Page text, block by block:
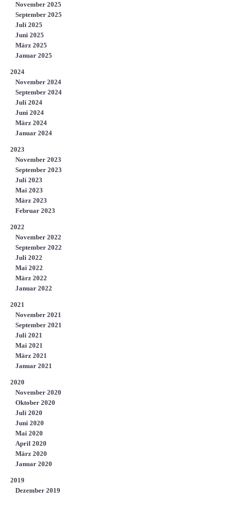
November 2025
September 2025
Juli 2025
Juni 2025
März 2025
Januar 2025
2024
November 2024
September 2024
Juli 2024
Juni 2024
März 2024
Januar 2024
2023
November 2023
September 2023
Juli 2023
Mai 2023
März 2023
Februar 2023
2022
November 2022
September 2022
Juli 2022
Mai 2022
März 2022
Januar 2022
2021
November 2021
September 2021
Juli 2021
Mai 2021
März 2021
Januar 2021
2020
November 2020
Oktober 2020
Juli 2020
Juni 2020
Mai 2020
April 2020
März 2020
Januar 2020
2019
Dezember 2019